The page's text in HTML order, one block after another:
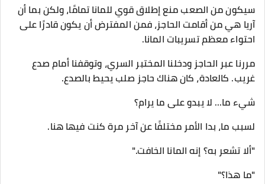
سيكون من الصعب منع إطلاق قوي للمانا تمامًا، ولكن بما أن
آريا هي من أقامت الحاجز، فمن المفترض أن يكون قادرًا على
احتواء معظم تسريبات المانا.
مررنا عبر الحاجز ودخلنا المختبر السري، وتوقفنا أمام صدع
غريب. كالعادة، كان هناك حاجز صلب يحيط بالصدع.
شيء ما... لا يبدو على ما يرام؟
لسبب ما، بدا الأمر مختلفًا عن آخر مرة كنت فيها هنا.
"ألا تشعر به؟ إنه المانا الخافت."
"ما هذا؟"